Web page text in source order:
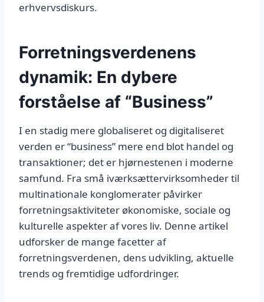
erhvervsdiskurs.
Forretningsverdenens
dynamik: En dybere
forståelse af “Business”
I en stadig mere globaliseret og digitaliseret
verden er “business” mere end blot handel og
transaktioner; det er hjørnestenen i moderne
samfund. Fra små iværksættervirksomheder til
multinationale konglomerater påvirker
forretningsaktiviteter økonomiske, sociale og
kulturelle aspekter af vores liv. Denne artikel
udforsker de mange facetter af
forretningsverdenen, dens udvikling, aktuelle
trends og fremtidige udfordringer.